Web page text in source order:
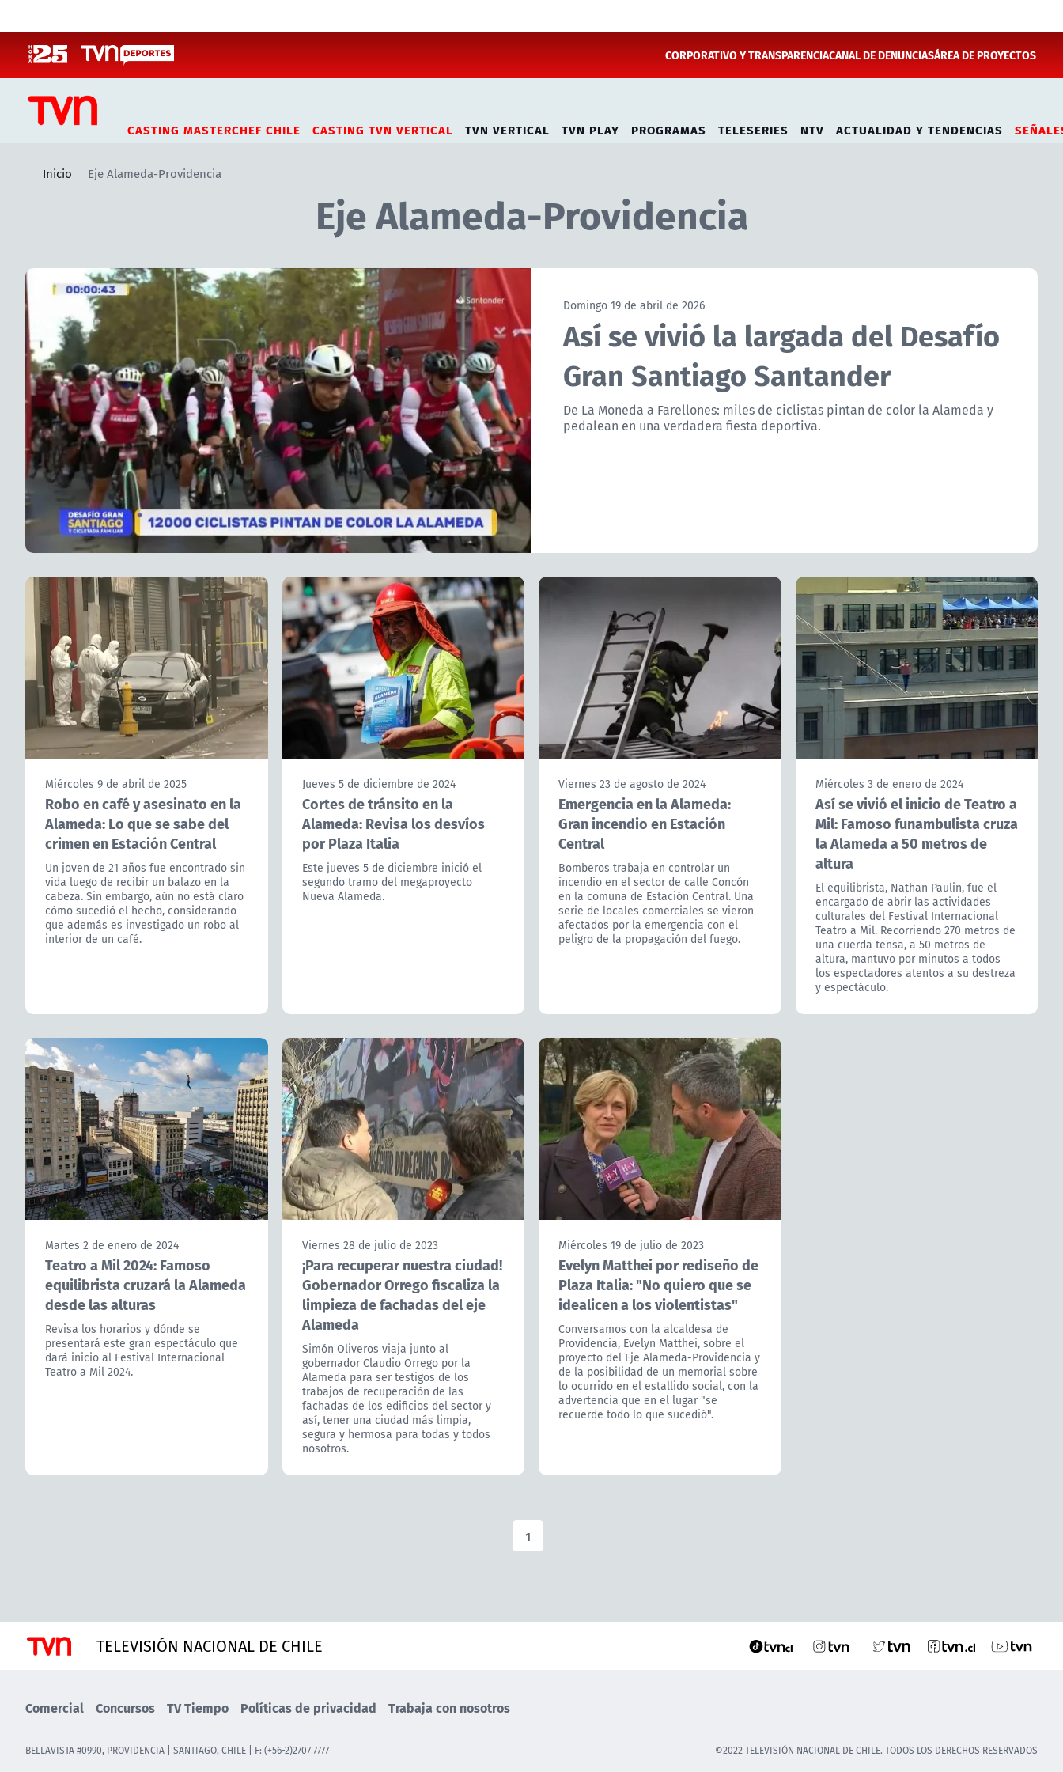
CORPORATIVO Y TRANSPARENCIACANAL DE DENUNCIASÁREA DE PROYECTOS
CASTING MASTERCHEF CHILE CASTING TVN VERTICAL TVN VERTICAL TVN PLAY PROGRAMAS TELESERIES NTV ACTUALIDAD Y TENDENCIAS
Inicio Eje Alameda-Providencia
Eje Alameda-Providencia
Artículos relacionados con Eje Alameda-Providencia
Domingo 19 de abril de 2026
Así se vivió la largada del Desafío
Gran Santiago Santander
De La Moneda a Farellones: miles de ciclistas pintan de color la Alameda y
pedalean en una verdadera fiesta deportiva.
Miércoles 9 de abril de 2025
Robo en café y asesinato en la
Alameda: Lo que se sabe del
crimen en Estación Central
Un joven de 21 años fue encontrado sin
vida luego de recibir un balazo en la
cabeza. Sin embargo, aún no está claro
cómo sucedió el hecho, considerando
que además es investigado un robo al
interior de un café.
Jueves 5 de diciembre de 2024
Cortes de tránsito en la
Alameda: Revisa los desvíos
por Plaza Italia
Este jueves 5 de diciembre inició el
segundo tramo del megaproyecto
Nueva Alameda.
Viernes 23 de agosto de 2024
Emergencia en la Alameda:
Gran incendio en Estación
Central
Bomberos trabaja en controlar un
incendio en el sector de calle Concón
en la comuna de Estación Central. Una
serie de locales comerciales se vieron
afectados por la emergencia con el
peligro de la propagación del fuego.
Miércoles 3 de enero de 2024
Así se vivió el inicio de Teatro a
Mil: Famoso funambulista cruza
la Alameda a 50 metros de
altura
El equilibrista, Nathan Paulin, fue el
encargado de abrir las actividades
culturales del Festival Internacional
Teatro a Mil. Recorriendo 270 metros de
una cuerda tensa, a 50 metros de
altura, mantuvo por minutos a todos
los espectadores atentos a su destreza
y espectáculo.
Martes 2 de enero de 2024
Teatro a Mil 2024: Famoso
equilibrista cruzará la Alameda
desde las alturas
Revisa los horarios y dónde se
presentará este gran espectáculo que
dará inicio al Festival Internacional
Teatro a Mil 2024.
Viernes 28 de julio de 2023
¡Para recuperar nuestra ciudad!
Gobernador Orrego fiscaliza la
limpieza de fachadas del eje
Alameda
Simón Oliveros viaja junto al
gobernador Claudio Orrego por la
Alameda para ser testigos de los
trabajos de recuperación de las
fachadas de los edificios del sector y
así, tener una ciudad más limpia,
segura y hermosa para todas y todos
nosotros.
Miércoles 19 de julio de 2023
Evelyn Matthei por rediseño de
Plaza Italia: "No quiero que se
idealicen a los violentistas"
Conversamos con la alcaldesa de
Providencia, Evelyn Matthei, sobre el
proyecto del Eje Alameda-Providencia y
de la posibilidad de un memorial sobre
lo ocurrido en el estallido social, con la
advertencia que en el lugar "se
recuerde todo lo que sucedió".
1
TELEVISIÓN NACIONAL DE CHILE
Comercial Concursos TV Tiempo Políticas de privacidad Trabaja con nosotros
BELLAVISTA #0990, PROVIDENCIA | SANTIAGO, CHILE | F: (+56-2)2707 7777 ©2022 TELEVISIÓN NACIONAL DE CHILE. TODOS LOS DERECHOS RESERVADOS